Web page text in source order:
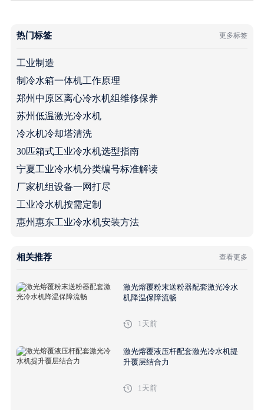
热门标签 更多标签
工业制造
制冷水箱一体机工作原理
郑州中原区离心冷水机组维修保养
苏州低温激光冷水机
冷水机冷却塔清洗
30匹箱式工业冷水机选型指南
宁夏工业冷水机分类编号标准解读
厂家机组设备一网打尽
工业冷水机按需定制
惠州惠东工业冷水机安装方法
相关推荐 查看更多
激光熔覆粉末送粉器配套激光冷水
机降温保障流畅
1天前
激光熔覆液压杆配套激光冷水机提
升覆层结合力
1天前